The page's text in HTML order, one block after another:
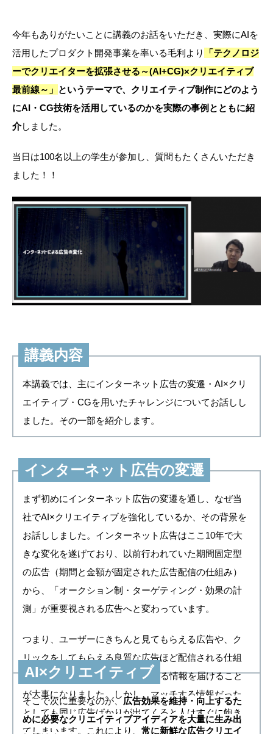
今年もありがたいことに講義のお話をいただき、実際にAIを
活用したプロダクト開発事業を率いる毛利より
「テクノロジ
ーでクリエイターを拡張させる～(AI+CG)×クリエイティブ
最前線～」 というテーマで、クリエイティブ制作にどのよう
にAI・CG技術を活用しているのかを実際の事例とともに紹
介しました。
当日は100名以上の学生が参加し、質問もたくさんいただき
ました！！
講義内容
本講義では、主にインターネット広告の変遷・AI×クリ
エイティブ・CGを用いたチャレンジについてお話しし
ました。その一部を紹介します。
インターネット広告の変遷
まず初めにインターネット広告の変遷を通し、なぜ当
社でAI×クリエイティブを強化しているか、その背景を
お話ししました。インターネット広告はここ10年で大
きな変化を遂げており、以前行われていた期間固定型
の広告（期間と金額が固定された広告配信の仕組み）
から、「オークション制・ターゲティング・効果の計
測」が重要視される広告へと変わっています。
つまり、ユーザーにきちんと見てもらえる広告や、ク
リックをしてもらえる良質な広告ほど配信される仕組
みとなり、より1人1人にマッチする情報を届けること
が大事になりました。しかし、マッチする情報だった
としても同じ広告ばかりが出てくると人はすぐに飽き
てしまいます。これにより、 常に新鮮な広告クリエイ
AI×クリエイティブ
そこで次に重要なのが、広告効果を維持・向上するた
めに必要なクリエイティブアイディアを大量に生み出